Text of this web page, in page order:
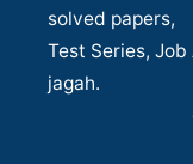
solved papers,
Test Series,
jagah.